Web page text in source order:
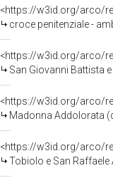
<https://w3id.org/arco/
croce penitenziale -
<https://w3id.org/arco/
San Giovanni Battista
<https://w3id.org/arco/
Madonna Addolorata
<https://w3id.org/arco/
Tobiolo e San